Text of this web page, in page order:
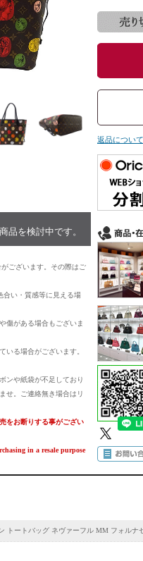
品を検討中です。
ございます。その際はご
合い・質感等に見える場
傷がある場合もございま
いる場合がございます。
ンや紙袋が不足しており
せ。ご連絡無き場合はリ
をお断りする事がござい
in a resale purpose
返品につい
トートバッグ ネヴァーフル MM フォルナ